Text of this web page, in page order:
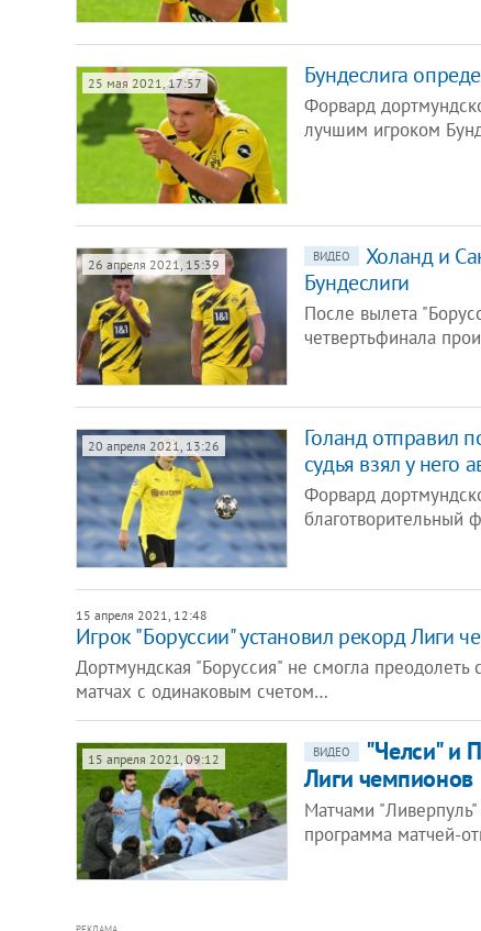
25 мая 2021, 17:57 Бундеслига
Форвард
лучшим игроком
26 апреля 2021, 15:39 ВИДЕО
Холанд и
Бундеслиги
После вылета
четвертьфинала
20 апреля 2021, 13:26
Голанд отправил
судья взял у него
Форвард
благотворительный
15 апреля 2021, 12:48
Игрок "Боруссии" установил рекорд Лиги
Дортмундская "Боруссия" не смогла
матчах с одинаковым счетом…
15 апреля 2021, 09:12 ВИДЕО
"Челси" и
Лиги чемпионов
Матчами
программа матчей-